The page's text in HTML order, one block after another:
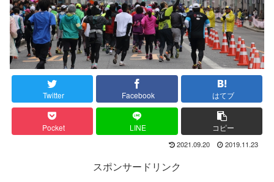
Twitter Facebook はてブ
Pocket LINE コピー
2021.09.20 2019.11.23
スポンサードリンク